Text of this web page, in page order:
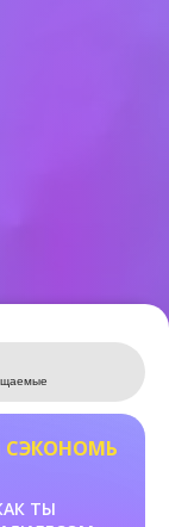
Leaflet
СЭКОНОМЬ
ТЫ